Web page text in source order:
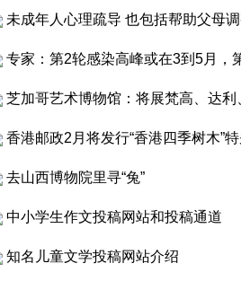
未成年人心理疏导 也包括帮助父母
专家：第2轮感染高峰或在3到5月，
芝加哥艺术博物馆：将展梵高、达利
香港邮政2月将发行“香港四季树木”
去山西博物院里寻“兔”
中小学生作文投稿网站和投稿通道
知名儿童文学投稿网站介绍